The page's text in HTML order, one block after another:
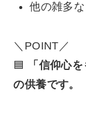
他の雑多
＼POINT／
🟦
「信仰心
の供養です。